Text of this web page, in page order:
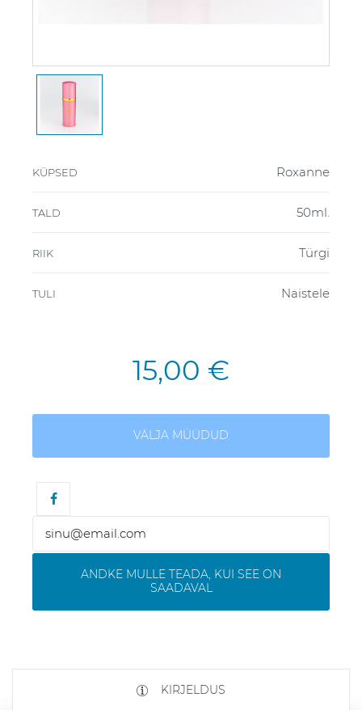
KÜPSED Roxanne
TALD 50ml.
RIIK Türgi
TULI Naistele
15,00 €
VÄLJA MÜÜDUD
ANDKE MULLE TEADA, KUI SEE ON
SAADAVAL
KIRJELDUS